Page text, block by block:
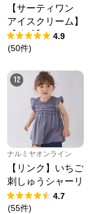
【サーティワン
アイスクリーム】
【冷感】グラフィ
ック半袖Tシャツ
4.9
(50件)
12
ナルミヤオンライン
【リンク】いちご
刺しゅうシャーリ
ングチュニック
4.7
(55件)
ント
気子供服メ
、アナスイ
けます。